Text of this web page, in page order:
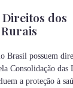
dos
Brasil possuem
Consolidação das
a proteção à